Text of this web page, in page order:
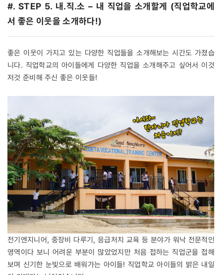
#. STEP 5. 내.직.소 – 내 직업을 소개할게 (직업학교에
서 좋은 이웃을 소개하다!)
좋은 이웃이 가지고 있는 다양한 직업들을 소개해보는 시간도 가졌습
니다. 직업학교의 아이들에게 다양한 직업을 소개해주고 싶어서 이것
저것 준비해 주신 좋은 이웃들!
전기엔지니어, 중장비 다루기, 응급처치 교육 등 분야가 워낙 전문적인
영역이다 보니 어려운 부분이 많았었지만 처음 접하는 직업군을 접해
보며 신기한 눈빛으로 배워가는 아이들! 직업학교 아이들의 밝은 내일